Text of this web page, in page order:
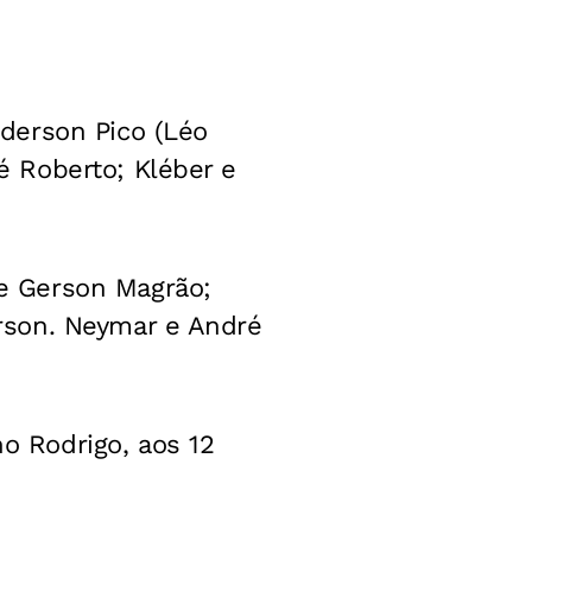
Pico (Léo
Roberto; Kléber e
Gerson Magrão;
Neymar e André
Rodrigo, aos 12